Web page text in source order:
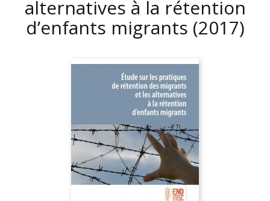
alternatives à la rétention
d’enfants migrants (2017)